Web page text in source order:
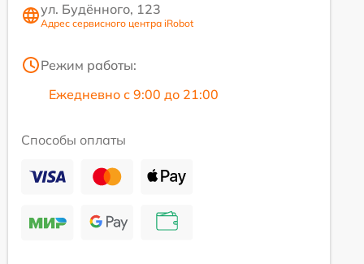
ул. Будённого, 123
Адрес сервисного центра iRobot
Режим работы:
Ежедневно с 9:00 до 21:00
Способы оплаты